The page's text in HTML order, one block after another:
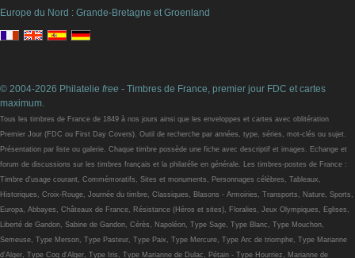
Europe du Nord : Grande-Bretagne et Groenland
© 2004-2026 Philatelie free - Timbres de France, premier jour FDC et cartes
maximum.
Tous les timbres de France de 1849 à nos jours ainsi que les enveloppes et cartes avec oblitération
Premier Jour (FDC ou First Day Covers). Outil de recherche par années, type, séries, mot-clés ou sujet.
Présentation par liste ou galerie. Chaque timbre possède une fiche avec descriptif et images. Echange et
forum de discussions sur les timbres français et la philatélie en générale. Les timbres-postes de France :
Timbre d'usage courant, Commémoratifs, Sites et monuments, Personnages célèbres, Tableaux,
Historiques, Croix-Rouge, Journée du timbre, Classiques, Blasons - Armoiries, Transports, Nature, Sports,
Europa, Abbayes, Châteaux de France, Résistance (Héros et sites), Floralies, Jeux Olympiques, Eglises,
Liberté de Gandon, Sabine de Gandon, Cérès, Napoléon, Type Sage, Type Blanc, Type Mouchon,
Semeuse, Type Merson, Type Pasteur, Type Paix, Type Mercure, Type Arc de triomphe, Type Marianne
d'Alger, Type Coq d'Alger, Type Iris, Type Marianne de Dulac, Pétain - Type Hourriez, Marianne de